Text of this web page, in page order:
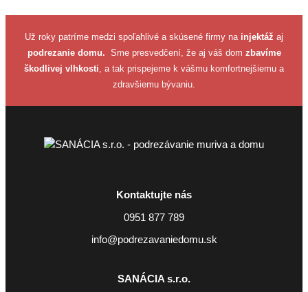
Už roky patríme medzi spoľahlivé a skúsené firmy na injektáž aj
podrezanie domu. Sme presvedčení, že aj váš dom zbavíme
škodlivej vlhkosti, a tak prispejeme k vášmu komfortnejšiemu a
zdravšiemu bývaniu.
Kontaktujte nás
0951 877 789
info@podrezavaniedomu.sk
SANÁCIA s.r.o.